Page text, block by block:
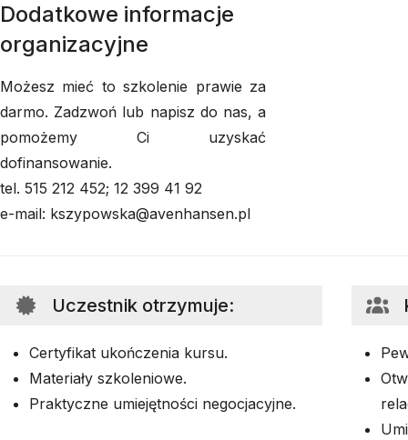
Dodatkowe informacje
organizacyjne
Możesz mieć to szkolenie prawie za
darmo. Zadzwoń lub napisz do nas, a
pomożemy Ci uzyskać
dofinansowanie.
tel. 515 212 452; 12 399 41 92
e-mail: kszypowska@avenhansen.pl
Uczestnik otrzymuje:
Certyfikat ukończenia kursu.
Materiały szkoleniowe.
Praktyczne umiejętności negocjacyjne.